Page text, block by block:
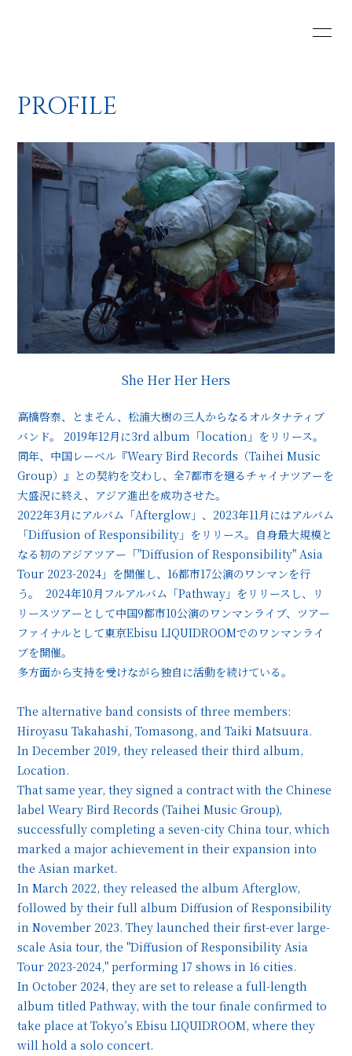
SCHEDULE
VIDEO
DISCOGRAPHY
Web Shop
PROFILE
She Her Her Hers
高橋啓泰、とまそん、松浦大樹の三人からなるオルタナティブ
バンド。 2019年12月に3rd album「location」をリリース。
同年、中国レーベル『Weary Bird Records（Taihei Music
Group）』との契約を交わし、全7都市を廻るチャイナツアーを
大盛況に終え、アジア進出を成功させた。
2022年3月にアルバム「Afterglow」、2023年11月にはアルバム
「Diffusion of Responsibility」をリリース。自身最大規模と
なる初のアジアツアー「"Diffusion of Responsibility" Asia
Tour 2023-2024」を開催し、16都市17公演のワンマンを行
う。 2024年10月フルアルバム「Pathway」をリリースし、リ
リースツアーとして中国9都市10公演のワンマンライブ、ツアー
ファイナルとして東京Ebisu LIQUIDROOMでのワンマンライ
ブを開催。
多方面から支持を受けながら独自に活動を続けている。
The alternative band consists of three members:
Hiroyasu Takahashi, Tomasong, and Taiki Matsuura.
In December 2019, they released their third album,
Location.
That same year, they signed a contract with the Chinese
label Weary Bird Records (Taihei Music Group),
successfully completing a seven-city China tour, which
marked a major achievement in their expansion into
the Asian market.
In March 2022, they released the album Afterglow,
followed by their full album Diffusion of Responsibility
in November 2023. They launched their first-ever large-
scale Asia tour, the "Diffusion of Responsibility Asia
Tour 2023-2024," performing 17 shows in 16 cities.
In October 2024, they are set to release a full-length
album titled Pathway, with the tour finale confirmed to
take place at Tokyo’s Ebisu LIQUIDROOM, where they
will hold a solo concert.